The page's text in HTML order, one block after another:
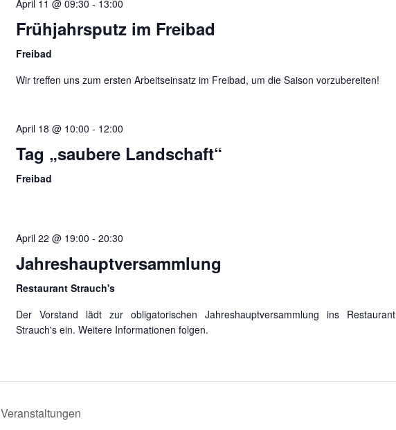
April 11 @ 09:30 - 13:00
Frühjahrsputz im Freibad
Freibad
Wir treffen uns zum ersten Arbeitseinsatz im Freibad, um die Saison vorzubereiten!
April 18 @ 10:00 - 12:00
Tag „saubere Landschaft“
Freibad
April 22 @ 19:00 -20:30
Jahreshauptversammlung
Restaurant Strauch's
Der Vorstand lädt zur obligatorischen Jahreshauptversammlung ins Restaurant
Strauch's ein. Weitere Informationen folgen.
Veranstaltungen